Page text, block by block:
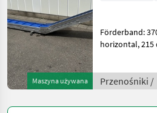
Maszyna używana
Förderband:
horizontal, 215 cm schräg
VoltWeitere
oder eine
Angebot?
Przenośniki /